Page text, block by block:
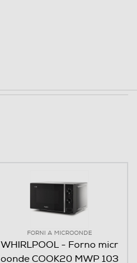
FORNI A MICROONDE
WHIRLPOOL - Forno micr
oonde COOK20 MWP 103